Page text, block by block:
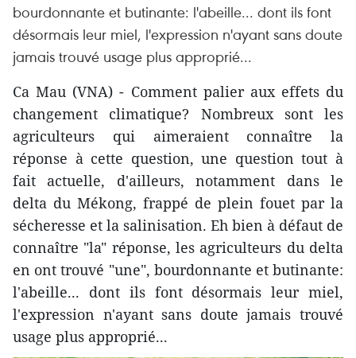
bourdonnante et butinante: l'abeille... dont ils font
désormais leur miel, l'expression n'ayant sans doute
jamais trouvé usage plus approprié...
Ca Mau (VNA) - Comment palier aux effets du
changement climatique? Nombreux sont les
agriculteurs qui aimeraient connaître la
réponse à cette question, une question tout à
fait actuelle, d'ailleurs, notamment dans le
delta du Mékong, frappé de plein fouet par la
sécheresse et la salinisation. Eh bien à défaut de
connaître "la" réponse, les agriculteurs du delta
en ont trouvé "une", bourdonnante et butinante:
l'abeille... dont ils font désormais leur miel,
l'expression n'ayant sans doute jamais trouvé
usage plus approprié...